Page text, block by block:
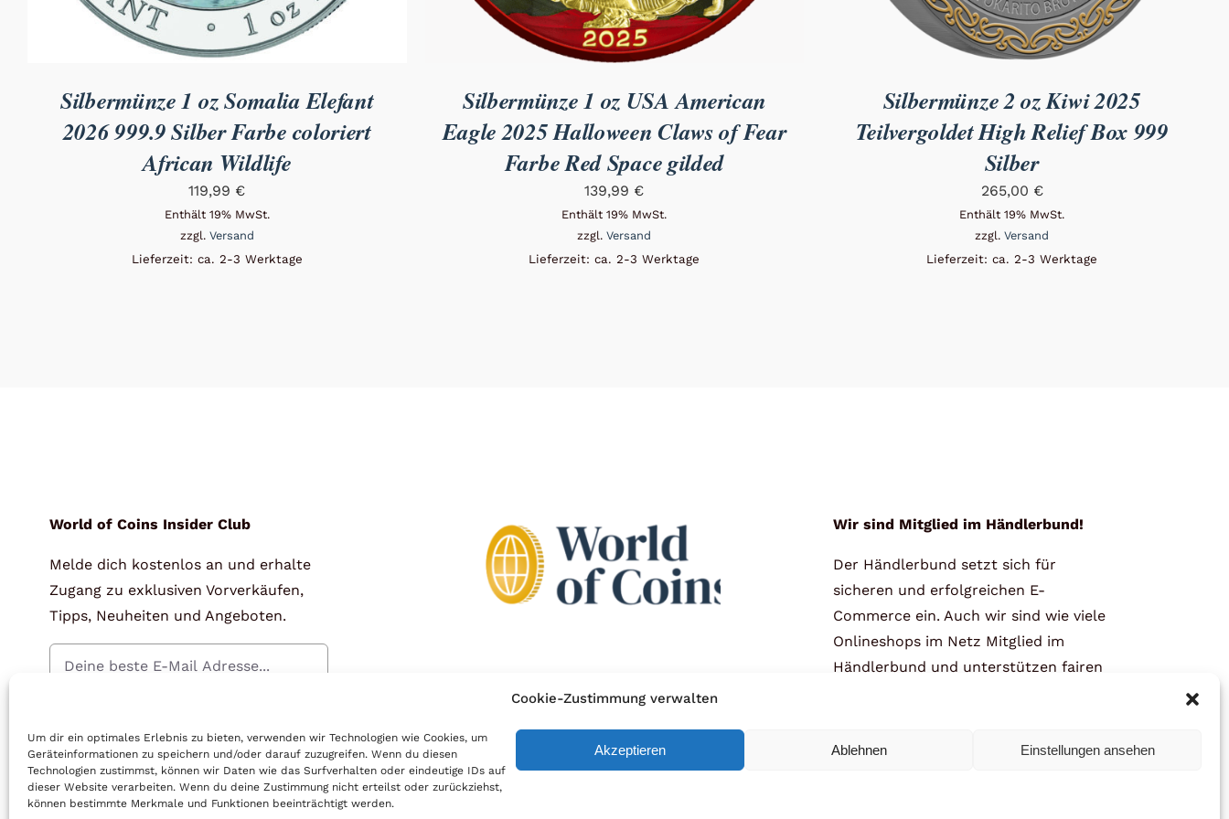
Cookie-Zustimmung verwalten
Um dir ein optimales Erlebnis zu bieten, verwenden wir Technologien wie Cookies, um
Geräteinformationen zu speichern und/oder darauf zuzugreifen. Wenn du diesen
Technologien zustimmst, können wir Daten wie das Surfverhalten oder eindeutige IDs auf
dieser Website verarbeiten. Wenn du deine Zustimmung nicht erteilst oder zurückziehst,
können bestimmte Merkmale und Funktionen beeinträchtigt werden.
Akzeptieren Ablehnen Einstellungen ansehen
Silbermünze 1 oz Somalia Elefant
2026 999.9 Silber Farbe coloriert
African Wildlife
119,99 €
Enthält 19% MwSt.
zzgl. Versand
Lieferzeit: ca. 2-3 Werktage
Silbermünze 1 oz USA American
Eagle 2025 Halloween Claws of Fear
Farbe Red Space gilded
139,99 €
Enthält 19% MwSt.
zzgl.Versand
Lieferzeit: ca. 2-3 Werktage
Silbermünze 2 oz Kiwi 2025
Teilvergoldet High Relief Box 999
Silber
265,00 €
Enthält 19% MwSt.
zzgl.Versand
Lieferzeit: ca. 2-3 Werktage
World of Coins Insider Club
Melde dich kostenlos an und erhalte
Zugang zu exklusiven Vorverkäufen,
Tipps, Neuheiten und Angeboten.
Wir sind Mitglied im Händlerbund!
Der Händlerbund setzt sich für
sicheren und erfolgreichen E-
Commerce ein. Auch wir sind wie viele
Onlineshops im Netz Mitglied im
Händlerbund und unterstützen fairen